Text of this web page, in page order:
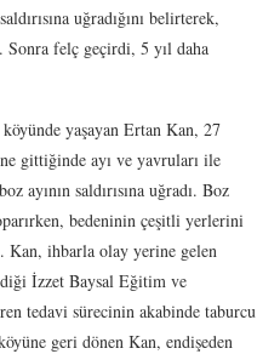
uğradığını belirterek,
Sonra felç geçirdi, 5 yıl daha
yaşayan Ertan Kan, 27
gittiğinde ayı ve yavruları ile
ayının saldırısına uğradı. Boz
bedeninin çeşitli yerlerini
Kan, ihbarla olay yerine gelen
İzzet Baysal Eğitim ve
tedavi sürecinin akabinde taburcu
geri dönen Kan, endişeden